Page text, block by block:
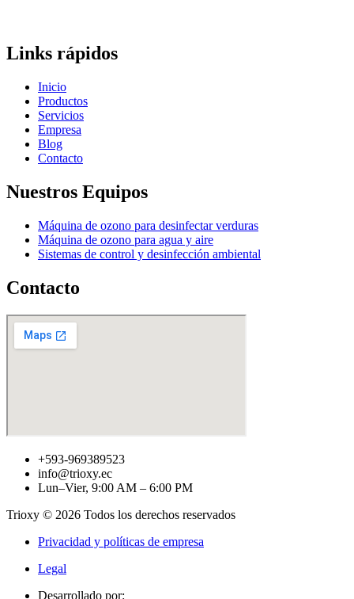
Links rápidos
Inicio
Productos
Servicios
Empresa
Blog
Contacto
Nuestros Equipos
Máquina de ozono para desinfectar verduras
Máquina de ozono para agua y aire
Sistemas de control y desinfección ambiental
Contacto
+593-969389523
info@trioxy.ec
Lun–Vier, 9:00 AM – 6:00 PM
Trioxy © 2026 Todos los derechos reservados
Privacidad y políticas de empresa
Legal
Desarrollado por: